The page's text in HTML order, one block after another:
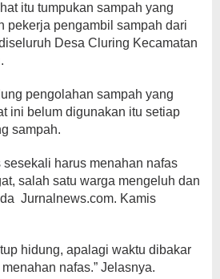
itu tumpukan sampah yang
pekerja pengambil sampah dari
Desa Cluring Kecamatan
pengolahan sampah yang
ini belum digunakan itu setiap
sampah.
harus menahan nafas
salah satu warga mengeluh dan
Jurnalnews.com. Kamis
hidung, apalagi waktu dibakar
nafas.” Jelasnya.